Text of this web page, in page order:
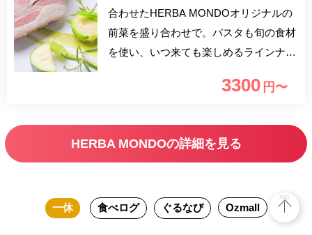
合わせたHERBA MONDOオリジナルの
前菜を盛り合わせで。パスタも旬の食材
を使い、いつ来ても楽しめるラインナッ
ォカッチャもお付けいたします。最後に
3300 円〜
HERBA MONDOの詳細を見る
一休 食べログ ぐるなび Ozmall
top